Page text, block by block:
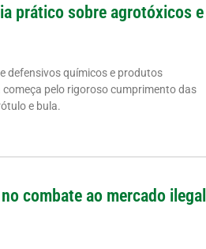
prático sobre agrotóxicos e
defensivos químicos e produtos
pelo rigoroso cumprimento das
e bula.
combate ao mercado ilegal